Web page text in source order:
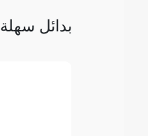
بدائل سهلة